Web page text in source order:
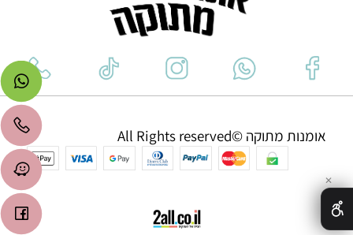
אומנות מתוקה ©All Rights reserved
✕